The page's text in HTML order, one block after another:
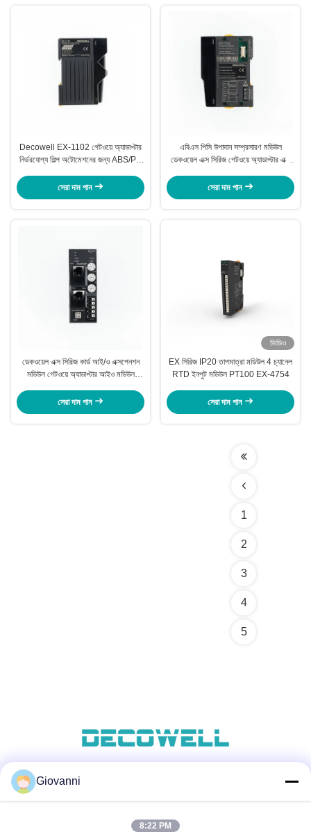
Decowell EX-1102 গেটওয়ে অ্যাডাপ্টার
নির্ভরযোগ্য শিল্প অটোমেশনের জন্য ABS/PC
সেরা দাম পান
এবিএস পিসি উপাদান সম্প্রসারণ মডিউল
ডেকওয়েল এক্স সিরিজ গেটওয়ে অ্যাডাপ্টার এক্স
সেরা দাম পান
ডেকওয়েল এক্স সিরিজ কার্ড আই/ও এক্সপেনশন
মডিউল গেটওয়ে অ্যাডাপ্টার আইও মডিউল
সেরা দাম পান
ভিডিও
EX সিরিজ IP20 তাপমাত্রা মডিউল 4 চ্যানেল
RTD ইনপুট মডিউল PT100 EX-4754
সেরা দাম পান
1
2
3
4
5
Giovanni
8:22 PM